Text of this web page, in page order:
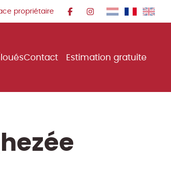
propriétaire
Contact Estimation gratuite